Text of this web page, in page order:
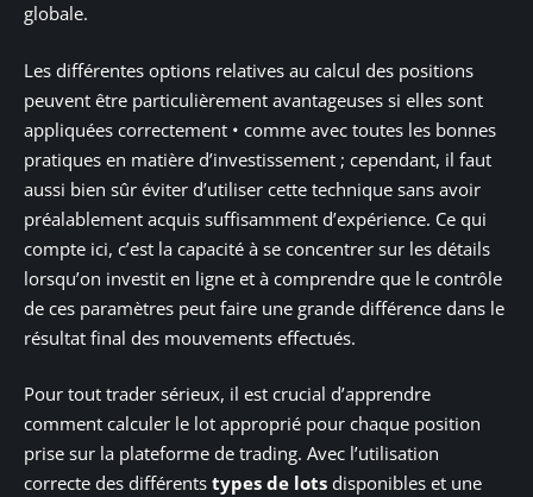
globale.
Les différentes options relatives au calcul des positions
peuvent être particulièrement avantageuses si elles sont
appliquées correctement • comme avec toutes les bonnes
pratiques en matière d’investissement ; cependant, il faut
aussi bien sûr éviter d’utiliser cette technique sans avoir
préalablement acquis suffisamment d’expérience. Ce qui
compte ici, c’est la capacité à se concentrer sur les détails
lorsqu’on investit en ligne et à comprendre que le contrôle
de ces paramètres peut faire une grande différence dans le
résultat final des mouvements effectués.
Pour tout trader sérieux, il est crucial d’apprendre
comment calculer le lot approprié pour chaque position
prise sur la plateforme de trading. Avec l’utilisation
correcte des différents types de lots disponibles et une